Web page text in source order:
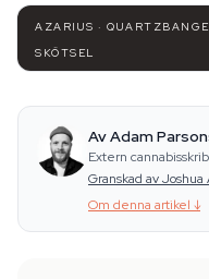
AZARIUS ·
SKÖTSEL
Av Adam
Extern
Granskad av Joshua
Om denna artikel ↓